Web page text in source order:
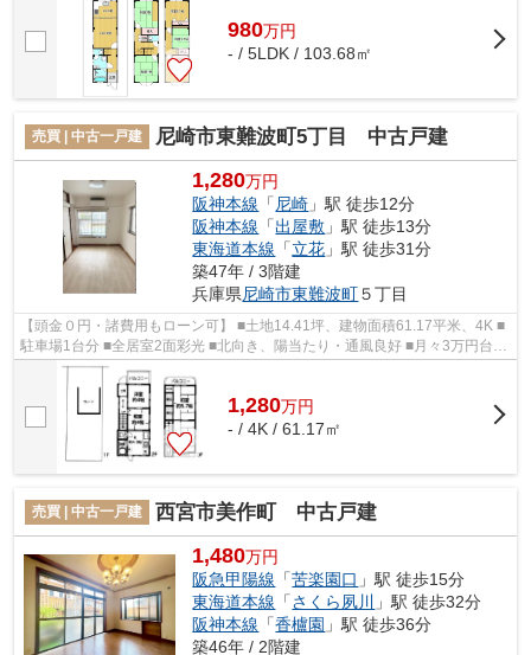
980万円
- / 5LDK / 103.68㎡
売買 | 中古一戸建 尼崎市東難波町5丁目 中古戸建
1,280万円
阪神本線 「 尼崎 」駅 徒歩12分
阪神本線 「出屋敷 」駅 徒歩13分
東海道本線 「立花 」駅 徒歩31分
築47年 / 3階建
兵庫県尼崎市東難波町５丁目
【頭金０円・諸費用もローン可】 ■土地14.41坪、建物面積61.17平米、4K ■
駐車場1台分 ■全居室2面彩光 ■北向き、陽当たり・通風良好 ■月々3万円台か
ら購入可能 ■即日内覧可能 ■2駅利...
1,280万円
- / 4K / 61.17㎡
売買 | 中古一戸建 西宮市美作町 中古戸建
1,480万円
阪急甲陽線 「苦楽園口 」駅 徒歩15分
東海道本線 「さくら夙川 」駅 徒歩32分
阪神本線 「香櫨園 」駅 徒歩36分
築46年 / 2階建